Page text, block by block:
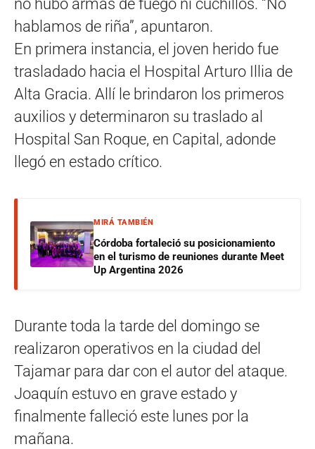
no hubo armas de fuego ni cuchillos. “No
hablamos de riña”, apuntaron.
En primera instancia, el joven herido fue
trasladado hacia el Hospital Arturo Illia de
Alta Gracia. Allí le brindaron los primeros
auxilios y determinaron su traslado al
Hospital San Roque, en Capital, adonde
llegó en estado crítico.
MIRÁ TAMBIÉN
Córdoba fortaleció su posicionamiento
en el turismo de reuniones durante Meet
Up Argentina 2026
Durante toda la tarde del domingo se
realizaron operativos en la ciudad del
Tajamar para dar con el autor del ataque.
Joaquín estuvo en grave estado y
finalmente falleció este lunes por la
mañana.